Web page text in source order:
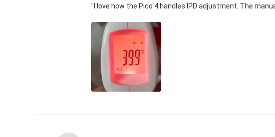
"I love how the Pico 4 handles IPD adjustment. The